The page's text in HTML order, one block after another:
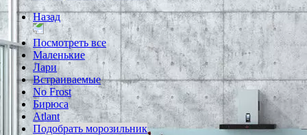
Назад
Посмотреть все
Маленькие
Лари
Встраиваемые
No Frost
Бирюса
Atlant
Подобрать морозильник